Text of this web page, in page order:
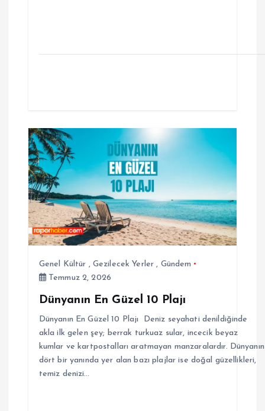
Genel Kültür , Gezilecek Yerler , Gündem
Temmuz 2, 2026
Dünyanın En Güzel 10 Plajı
Dünyanın En Güzel 10 Plajı Deniz seyahati denildiğinde
akla ilk gelen şey; berrak turkuaz sular, incecik beyaz
kumlar ve kartpostalları aratmayan manzaralardır. Dünyanın
dört bir yanında yer alan bazı plajlar ise doğal güzellikleri,
temiz denizi…